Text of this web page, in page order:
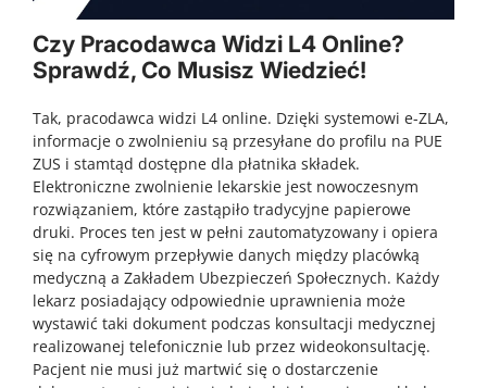
Czy Pracodawca Widzi L4 Online?
Sprawdź, Co Musisz Wiedzieć!
Tak, pracodawca widzi L4 online. Dzięki systemowi e-ZLA,
informacje o zwolnieniu są przesyłane do profilu na PUE
ZUS i stamtąd dostępne dla płatnika składek.
Elektroniczne zwolnienie lekarskie jest nowoczesnym
rozwiązaniem, które zastąpiło tradycyjne papierowe
druki. Proces ten jest w pełni zautomatyzowany i opiera
się na cyfrowym przepływie danych między placówką
medyczną a Zakładem Ubezpieczeń Społecznych. Każdy
lekarz posiadający odpowiednie uprawnienia może
wystawić taki dokument podczas konsultacji medycznej
realizowanej telefonicznie lub przez wideokonsultację.
Pacjent nie musi już martwić się o dostarczenie